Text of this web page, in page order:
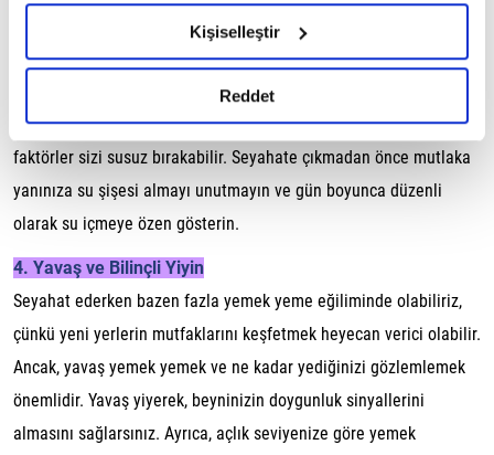
okumak ve sitemizi ziyaretiniz kapsamında
gerçekleştirilen veri işleme faaliyetleri ile ilgili daha
detaylı bilgi almak için lütfentıklayınız.
Kişiselleştir
Reddet
3. Su Tüketimine Dikkat Edin
Seyahat sırasında yeterince su içmek, hem enerjik hissetmenizi
sağlar hem de vücudunuzu doğru şekilde besler. Uçak
yolculuklarında hava kurur, uzun kara yolculuklarında ise çevresel
faktörler sizi susuz bırakabilir. Seyahate çıkmadan önce mutlaka
yanınıza su şişesi almayı unutmayın ve gün boyunca düzenli
olarak su içmeye özen gösterin.
4. Yavaş ve Bilinçli Yiyin
Seyahat ederken bazen fazla yemek yeme eğiliminde olabiliriz,
çünkü yeni yerlerin mutfaklarını keşfetmek heyecan verici olabilir.
Ancak, yavaş yemek yemek ve ne kadar yediğinizi gözlemlemek
önemlidir. Yavaş yiyerek, beyninizin doygunluk sinyallerini
almasını sağlarsınız. Ayrıca, açlık seviyenize göre yemek